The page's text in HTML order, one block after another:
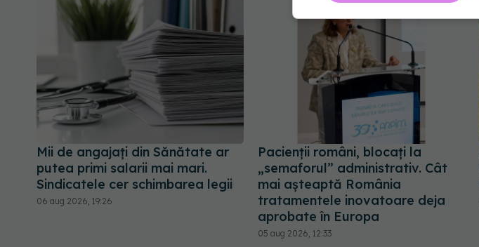
Mii de angajați din Sănătate ar
putea primi salarii mai mari.
Sindicatele cer schimbarea legii
06 aug 2026, 19:26
Pacienții români, blocați la
„semaforul” administrativ. Cât
mai așteaptă România
tratamentele inovatoare deja
aprobate în Europa
05 aug 2026, 12:33